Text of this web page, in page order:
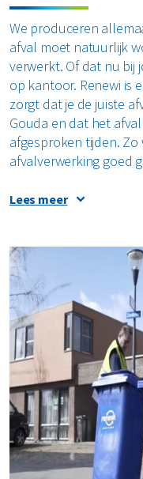
Circulair+Papier en karton
PMD
Puin
Restafval
Vertrouwelijk papier
We produceren
afval moet natuurlijk
verwerkt. Of dat nu bij
op kantoor. Renewi is
zorgt dat je de juiste
Gouda en dat het
afgesproken tijden.
afvalverwerking goed
Waarom een
de buurt van
Je kunt een container
verschillende
gaat klussen, of dat je
Gouda die regelmatig
je kunt ervoor bij
nummer één en wij
tijd de juiste container
deze natuurlijk ook
ophalen. Zo hoef je je
jouw afval!
Lees meer